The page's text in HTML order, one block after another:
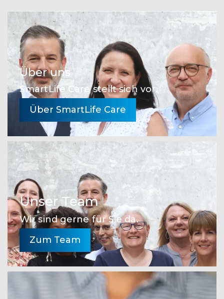
Über uns
SmartLife Care stellt sich vor.
Über SmartLife Care
Unser Team
Wir sind gerne für Sie da.
Zum Team